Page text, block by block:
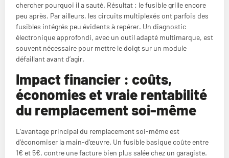
chercher pourquoi il a sauté. Résultat : le fusible grille encore
peu après. Par ailleurs, les circuits multiplexés ont parfois des
fusibles intégrés peu évidents à repérer. Un diagnostic
électronique approfondi, avec un outil adapté multimarque, est
souvent nécessaire pour mettre le doigt sur un module
défaillant avant d’agir.
Impact financier : coûts,
économies et vraie rentabilité
du remplacement soi-même
L’avantage principal du remplacement soi-même est
d’économiser la main-d’œuvre. Un fusible basique coûte entre
1€ et 5€, contre une facture bien plus salée chez un garagiste.